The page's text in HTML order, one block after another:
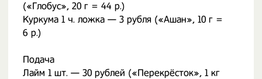
(«Глобус», 20 г = 44 р.)
Куркума 1 ч. ложка — 3 рубля («Ашан», 10 г =
6 р.)
Подача
Лайм 1 шт. — 30 рублей («Перекрёсток», 1 кг